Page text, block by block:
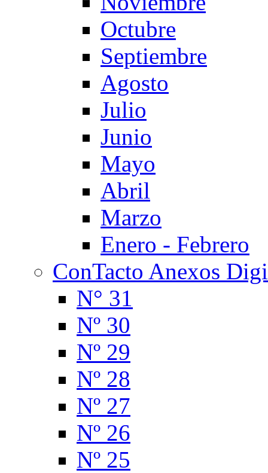
Octubre
Septiembre
Agosto
Julio
Junio
Mayo
Abril
Marzo
Enero - Febrero
ConTacto Anexos
N° 31
Nº 30
Nº 29
Nº 28
Nº 27
Nº 26
Nº 25